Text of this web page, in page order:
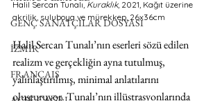
GENÇ SANATÇILAR DOSYASI
İZMİR
FRANÇAIS
Halil Sercan Tunalı, Kuraklık, 2021, Kağıt üzerine
akrilik, suluboya ve mürekkep, 26x36cm
Halil Sercan Tunalı’nın eserleri sözü edilen
realizm ve gerçekliğin ayna tutulmuş,
yalınlaştırılmış, minimal anlatılarını
oluşturuyor. Tunalı’nın illüstrasyonlarında